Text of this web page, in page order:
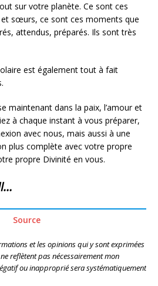
sur votre planète. Ce sont ces
sœurs, ce sont ces moments que
attendus, préparés. Ils sont très
est également tout à fait
maintenant dans la paix, l’amour et
à chaque instant à vous préparer,
avec nous, mais aussi à une
plus complète avec votre propre
propre Divinité en vous.
Source
et les opinions qui y sont exprimées
reflètent pas nécessairement mon
ou inapproprié sera systématiquement